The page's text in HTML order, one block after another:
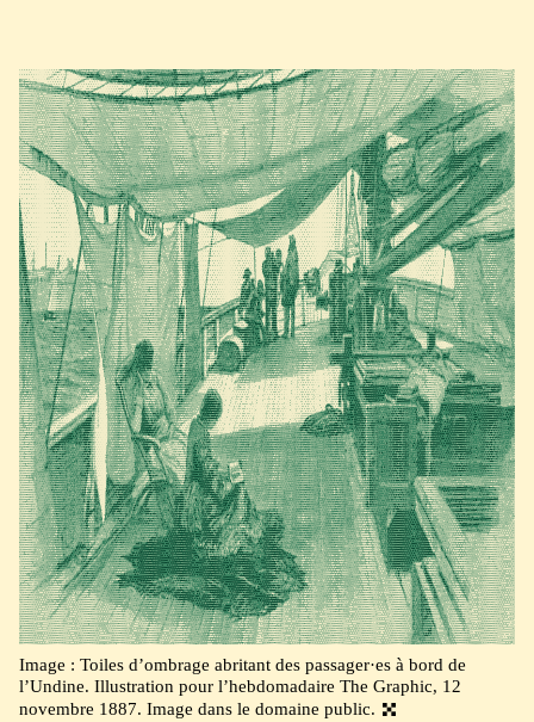
Image : Toiles d’ombrage abritant des passager·es à bord de
l’Undine. Illustration pour l’hebdomadaire The Graphic, 12
novembre 1887. Image dans le domaine public.